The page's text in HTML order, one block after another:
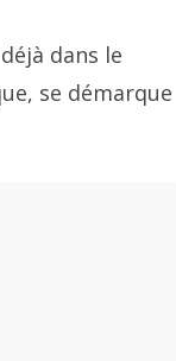
dans le
se démarque